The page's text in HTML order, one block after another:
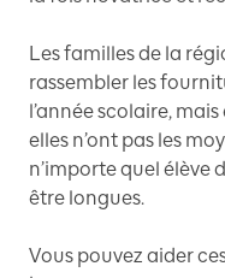
Les familles de la
rassembler les
l’année scolaire,
elles n’ont pas les
n’importe quel élève
être longues.
Vous pouvez aider